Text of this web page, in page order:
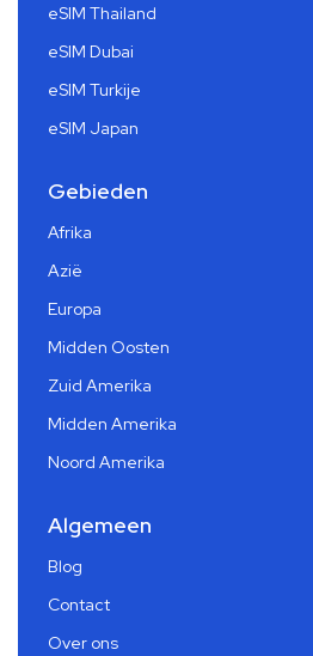
eSIM Thailand
eSIM Dubai
eSIM Turkije
eSIM Japan
Gebieden
Afrika
Azië
Europa
Midden Oosten
Zuid Amerika
Midden Amerika
Noord Amerika
Algemeen
Blog
Contact
Over ons